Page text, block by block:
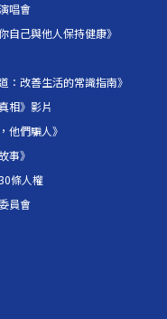
唱會
自己與他人保持健康》
：改善生活的常識指南》
相》影片
他們騙人》
事》
條人權
員會